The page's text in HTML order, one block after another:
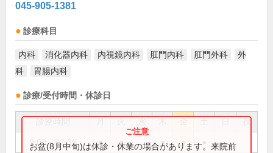
045-905-1381
診療科目
内科 消化器内科 内視鏡内科 肛門内科 肛門外科
外
科
胃腸内科
診療/受付時間・休診日
祝
9:00～12:30 ● ● ● ●
お盆(8月中旬)は休診・休業の場合があります。来院前